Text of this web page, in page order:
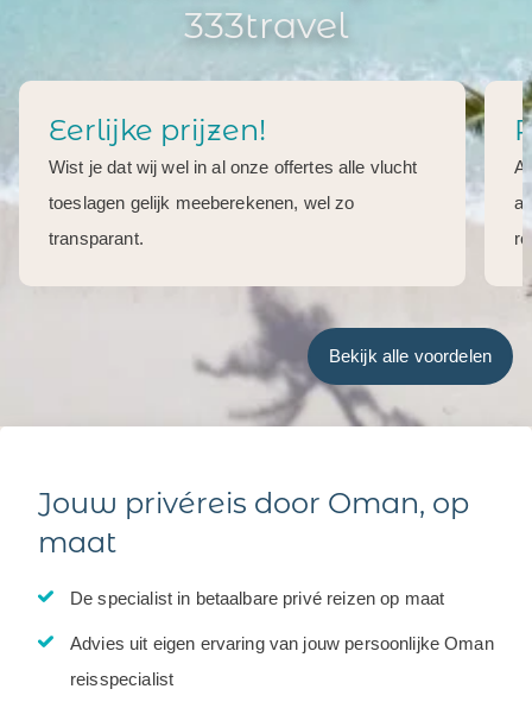
333travel
Eerlijke prijzen!
Wist je dat wij wel in al onze offertes alle vlucht
toeslagen gelijk meeberekenen, wel zo
transparant.
Bekijk alle voordelen
Jouw privéreis door Oman, op
maat
De specialist in betaalbare privé reizen op maat
Advies uit eigen ervaring van jouw persoonlijke Oman
reisspecialist